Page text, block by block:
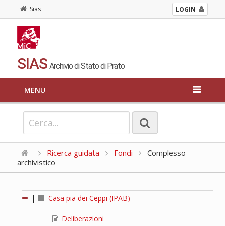
Sias LOGIN
SIAS Archivio di Stato di Prato
MENU
Ricerca guidata Fondi
Complesso
archivistico
| Casa pia dei Ceppi (IPAB)
Deliberazioni